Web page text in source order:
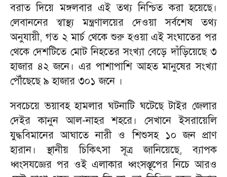
বরাত দিয়ে মঙ্গলবার এই তথ্য নিশ্চিত করা হয়েছে।
লেবাননের স্বাস্থ্য মন্ত্রণালয়ের দেওয়া সর্বশেষ তথ্য
অনুযায়ী, গত ২ মার্চ থেকে শুরু হওয়া এই সংঘাতের পর
থেকে দেশটিতে মোট নিহতের সংখ্যা বেড়ে দাঁড়িয়েছে ৩
হাজার ৪২ জনে। এর পাশাপাশি আহত মানুষের সংখ্যা
পৌঁছেছে ৯ হাজার ৩০১ জনে ।
সবচেয়ে ভয়াবহ হামলার ঘটনাটি ঘটেছে টাইর জেলার
দেইর কানুন আল-নাহর শহরে। সেখানে ইসরায়েলি
যুদ্ধবিমানের আঘাতে নারী ও শিশুসহ ১০ জন প্রাণ
হারান। স্থানীয় চিকিৎসা সূত্র জানিয়েছে, ব্যাপক
ধ্বংসযজ্ঞের পর ওই এলাকার ধ্বংসস্তূপের নিচে আরও